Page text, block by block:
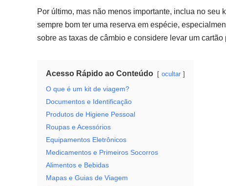
Por último, mas não menos importante, inclua no
sempre bom ter uma reserva em espécie,
sobre as taxas de câmbio e considere levar um
Acesso Rápido ao Conteúdo ocultar
O que é um kit de viagem?
Documentos e Identificação
Produtos de Higiene Pessoal
Roupas e Acessórios
Equipamentos Eletrônicos
Medicamentos e Primeiros Socorros
Alimentos e Bebidas
Mapas e Guias de Viagem